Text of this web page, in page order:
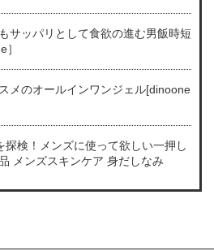
サッパリとして食欲の進む男飯時短
メのオールインワンジェル[dinoone
探検！メンズに使って欲しい一押し
メンズスキンケア 身だしなみ